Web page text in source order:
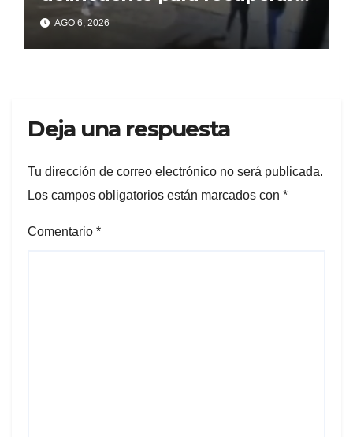
un celular robado en Berisso
AGO 6, 2026
Deja una respuesta
Tu dirección de correo electrónico no será publicada.
Los campos obligatorios están marcados con *
Comentario *